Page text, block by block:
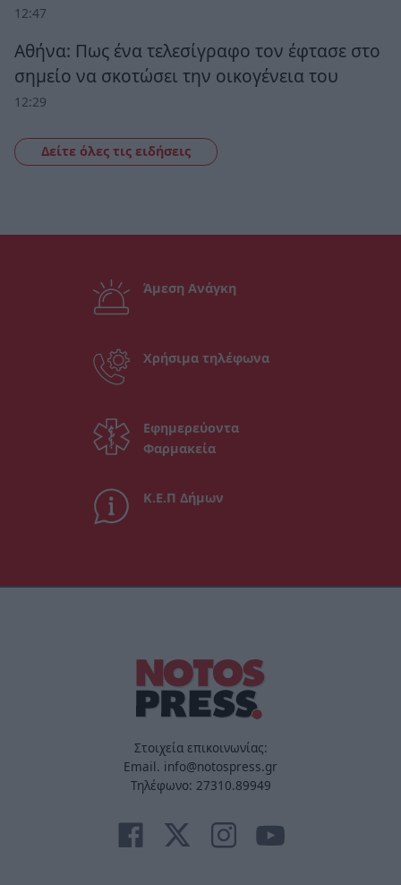
12:47
Αθήνα: Πως ένα τελεσίγραφο τον έφτασε στο
σημείο να σκοτώσει την οικογένεια του
12:29
Δείτε όλες τις ειδήσεις
Άμεση Ανάγκη
Χρήσιμα τηλέφωνα
Εφημερεύοντα
Φαρμακεία
Κ.Ε.Π Δήμων
Στοιχεία επικοινωνίας:
Email. info@notospress.gr
Τηλέφωνο: 27310.89949